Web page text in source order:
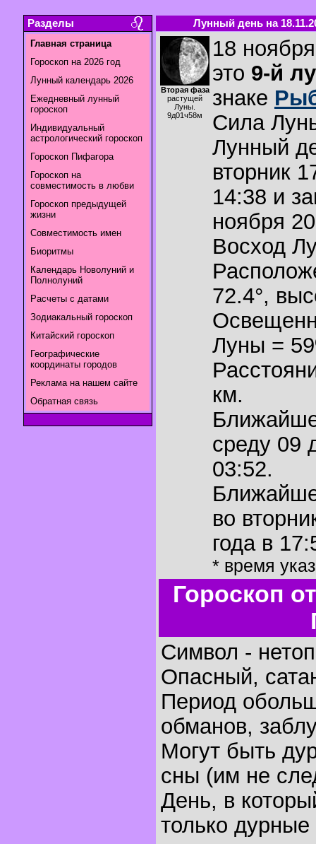
Разделы
Главная страница
Гороскоп на 2026 год
Лунный календарь 2026
Ежедневный лунный
гороскоп
Индивидуальный
астрологический гороскоп
Гороскоп Пифагора
Гороскоп на
совместимость в любви
Гороскоп предыдущей
жизни
Совместимость имен
Биоритмы
Календарь Новолуний и
Полнолуний
Расчеты с датами
Зодиакальный гороскоп
Китайский гороскоп
Географические
координаты городов
Реклама на нашем сайте
Обратная связь
Лунный день на
Вторая фаза
растущей
Луны.
9д01ч58м
18
это 9-й
знаке
Сила
Лунный
вторник
14:38 и
ноября
Восход
72.4°,
Луны =
км.
среду 09
03:52.
во
года в
* время
Гороскоп
Символ -
Опасный,
Период
обманов,
Могут быть
сны (им не
День, в
только